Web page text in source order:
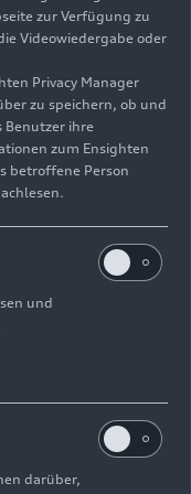
honorarfrei
Hinweisgebersystem
zur Verfügung zu
Videowiedergabe oder
Privacy Manager
zu speichern, ob und
Benutzer ihre
zum Ensighten
betroffene Person
und
darüber,